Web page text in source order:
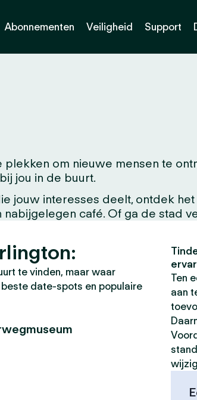
Abonnementen Veiligheid Support
om nieuwe mensen te
jou in de buurt.
jouw interesses deelt, ontdek
café. Of ga de stad
te vinden, maar waar
beste date-spots en populaire
Ten
aan